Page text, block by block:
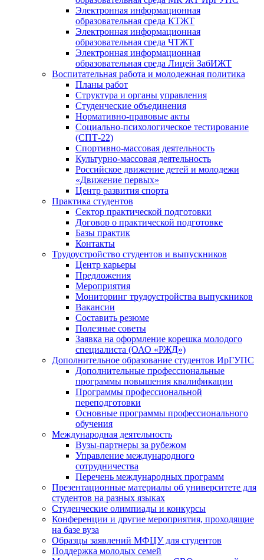
Электронная информационная
образовательная среда КТЖТ
Электронная информационная
образовательная среда ЧТЖТ
Электронная информационная
образовательная среда Лицей ЗабИЖТ
Воспитательная работа и молодежная политика
Планы работ
Структура и органы управления
Студенческие объединения
Нормативно-правовые акты
Социально-психологическое тестирование
(СПТ-22)
Спортивно-массовая деятельность
Культурно-массовая деятельность
Российское движение детей и молодежи
«Движение первых»
Центр развития спорта
Практика студентов
Сектор практической подготовки
Договор о практической подготовке
Базы практик
Контакты
Трудоустройство студентов и выпускников
Центр карьеры
Предложения
Мероприятия
Мониторинг трудоустройства выпускников
Вакансии
Составить резюме
Полезные советы
Заявка на оформление корешка молодого
специалиста (ОАО «РЖД»)
Дополнительное образование студентов ИрГУПС
Дополнительные профессиональные
программы повышения квалификации
Программы профессиональной
переподготовки
Основные программы профессионального
обучения
Международная деятельность
Вузы-партнеры за рубежом
Управление международного
сотрудничества
Перечень международных программ
Презентационные материалы об университете для
студентов на разных языках
Студенческие олимпиады и конкурсы
Конференции и другие мероприятия, проходящие
на базе вуза
Образцы заявлений МФЦУ для студентов
Поддержка молодых семей